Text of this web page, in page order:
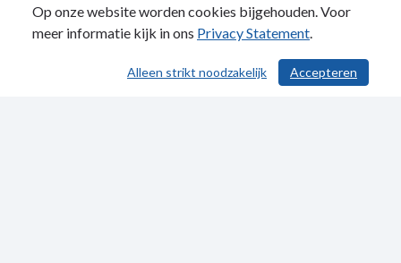
/ 587
Op onze website worden cookies bijgehouden. Voor
meer informatie kijk in ons Privacy Statement.
Accepteren
Alleen strikt noodzakelijk